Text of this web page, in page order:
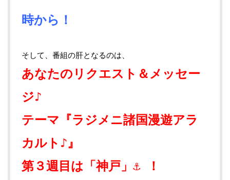
時から！
そして、番組の肝となるのは、
あなたのリクエスト＆メッセー
ジ♪
テーマ『ラジメニ諸国漫遊アラ
カルト♪』
第３週目は「神戸」⚓️ ！